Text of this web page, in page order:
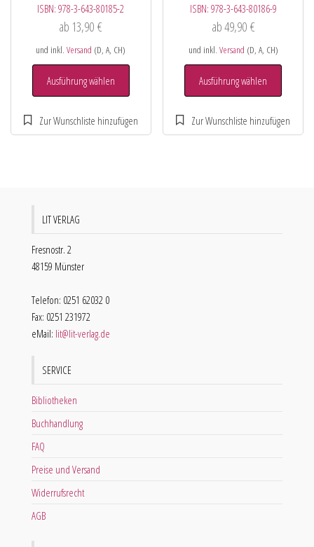
ISBN:978-3-643-80185-2
ab 13,90€
und inkl.Versand (D, A, CH)
Ausführung wählen
ISBN: 978-3-643-80186-9
ab49,90 €
und inkl. Versand (D, A, CH)
Ausführung wählen
LIT VERLAG
Fresnostr. 2
48159 Münster
Telefon: 0251 62032 0
Fax: 0251 231972
eMail: lit@lit-verlag.de
SERVICE
Bibliotheken
Buchhandlung
FAQ
Preise und Versand
Widerrufsrecht
AGB